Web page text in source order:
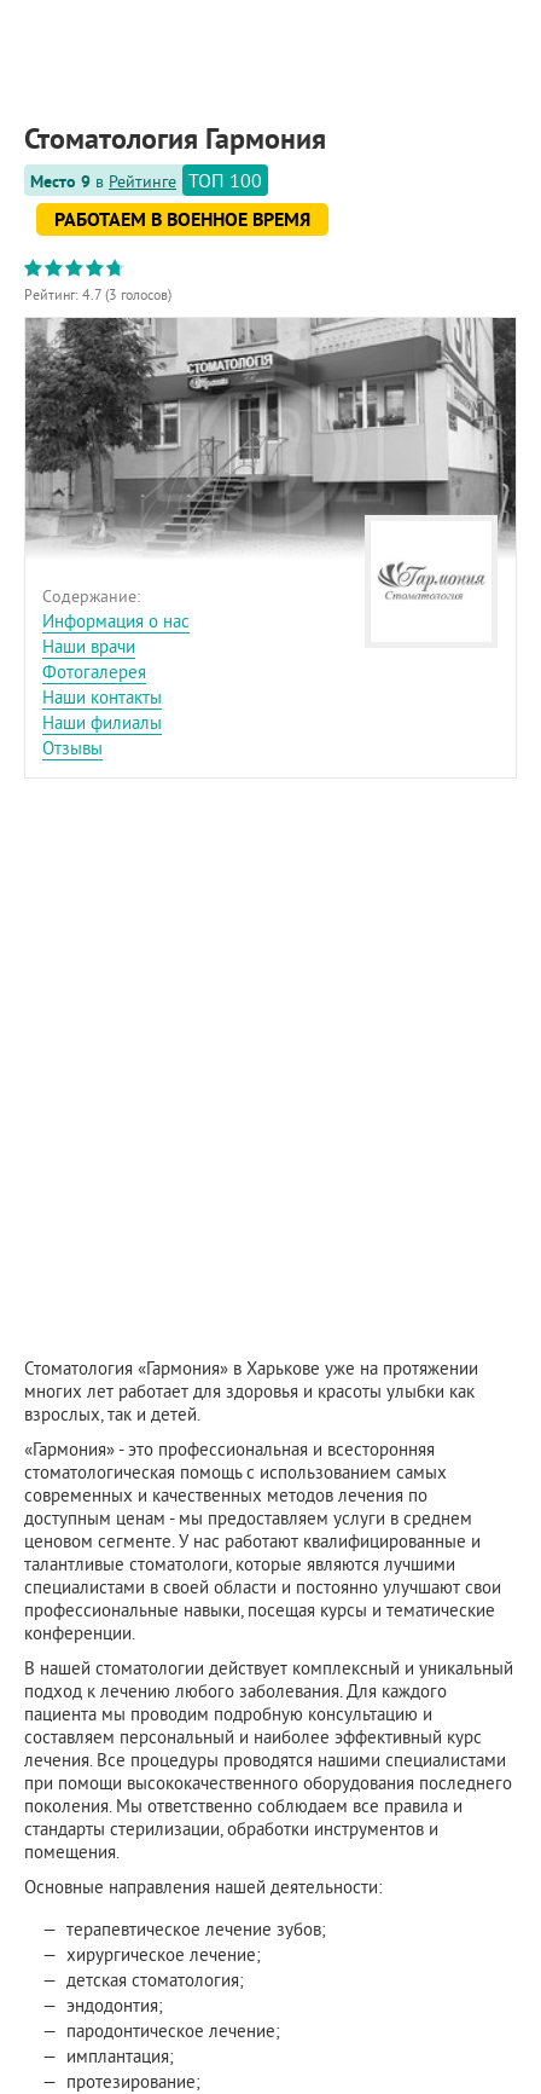
ОБРАТНАЯ СВЯЗЬ
Стоматология Гармония
Место 9 в Рейтинге ТОП 100
РАБОТАЕМ В ВОЕННОЕ ВРЕМЯ
Рейтинг: 4.7 (3 голосов)
Содержание:
Информация о нас
Наши врачи
Фотогалерея
Наши контакты
Наши филиалы
Отзывы
Стоматология «Гармония» в Харькове уже на протяжении
многих лет работает для здоровья и красоты улыбки как
взрослых, так и детей.
«Гармония» - это профессиональная и всесторонняя
стоматологическая помощь с использованием самых
современных и качественных методов лечения по
доступным ценам - мы предоставляем услуги в среднем
ценовом сегменте. У нас работают квалифицированные и
талантливые стоматологи, которые являются лучшими
специалистами в своей области и постоянно улучшают свои
профессиональные навыки, посещая курсы и тематические
конференции.
В нашей стоматологии действует комплексный и уникальный
подход к лечению любого заболевания. Для каждого
пациента мы проводим подробную консультацию и
составляем персональный и наиболее эффективный курс
лечения. Все процедуры проводятся нашими специалистами
при помощи высококачественного оборудования последнего
поколения. Мы ответственно соблюдаем все правила и
стандарты стерилизации, обработки инструментов и
помещения.
Основные направления нашей деятельности:
терапевтическое лечение зубов;
хирургическое лечение;
детская стоматология;
эндодонтия;
пародонтическое лечение;
имплантация;
протезирование;